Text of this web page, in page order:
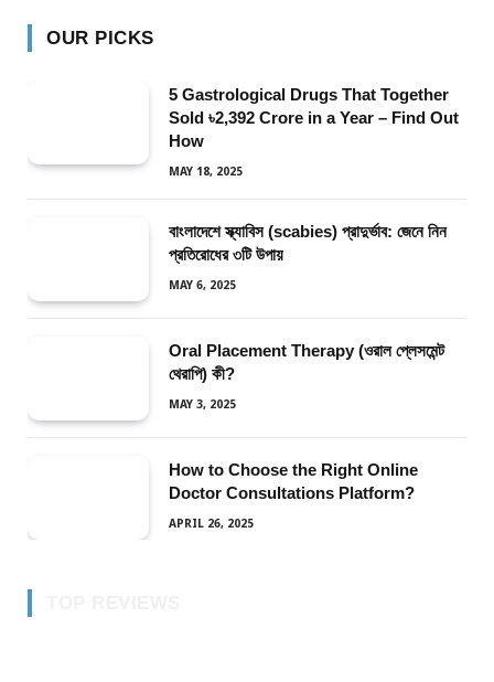
OUR PICKS
5 Gastrological Drugs That Together
Sold ৳2,392 Crore in a Year – Find Out
How
MAY 18, 2025
বাংলাদেশে স্ক্যাবিস (scabies) প্রাদুর্ভাব: জেনে নিন
প্রতিরোধের ৩টি উপায়
MAY 6, 2025
Oral Placement Therapy (ওরাল প্লেসমেন্ট
থেরাপি) কী?
MAY 3, 2025
How to Choose the Right Online
Doctor Consultations Platform?
APRIL 26, 2025